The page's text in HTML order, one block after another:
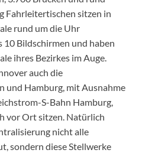
Fahrleitertischen sitzen in
rund um die Uhr
Bildschirmen und haben
ihres Bezirkes im Auge.
auch die
und Hamburg, mit Ausnahme
S-Bahn Hamburg,
vor Ort sitzen. Natürlich
nicht alle
sondern diese Stellwerke